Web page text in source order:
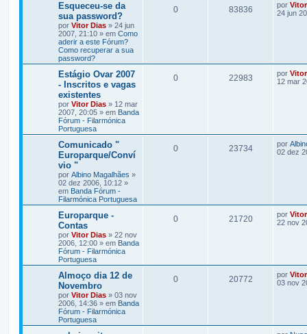
Esqueceu-se da
sua password?
por Vitor Dias » 24 jun
2007, 21:10 » em Como
aderir a este Fórum?
Como recuperar a sua
password?
0 83836 por
24 jun
Estágio Ovar 2007
- Inscritos e vagas
existentes
por Vitor Dias » 12 mar
2007, 20:05 » em Banda
Fórum - Filarmónica
Portuguesa
0 22983 por
12 mar
Comunicado "
Europarque/Conví
vio "
por Albino Magalhães »
02 dez 2006, 10:12 »
em Banda Fórum -
Filarmónica Portuguesa
0 23734 por
02 dez
Europarque -
Contas
por Vitor Dias » 22 nov
2006, 12:00 » em Banda
Fórum - Filarmónica
Portuguesa
0 21720 por
22 nov
Almoço dia 12 de
Novembro
por Vitor Dias » 03 nov
2006, 14:36 » em Banda
Fórum - Filarmónica
Portuguesa
0 20772 por
03 nov